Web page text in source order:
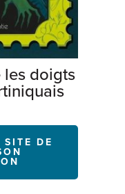
les doigts
SITE DE